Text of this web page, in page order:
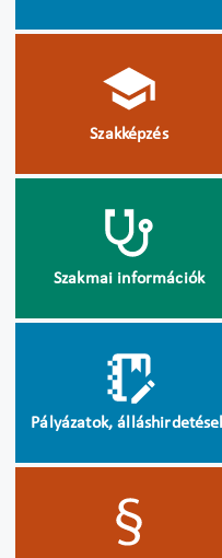
Szakképzés
Szakmai információk
Pályázatok,